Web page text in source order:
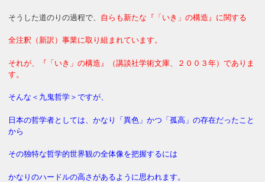
そうした道のりの過程で、 自らも新たな『「いき」の構造』に関する
全注釈（新訳）事業に取り組まれています。
それが、『「いき」の構造』（講談社学術文庫、２００３年）でありま
す。
そんな＜九鬼哲学＞ですが、
日本の哲学者としては、かなり「異色」かつ「孤高」の存在だったこと
から
その独特な哲学的世界観の全体像を把握するには
かなりのハードルの高さがあるように思われます。